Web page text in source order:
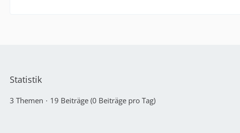
Statistik
3 Themen 19 Beiträge (0 Beiträge pro Tag)